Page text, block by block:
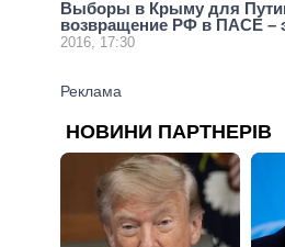
Выборы в Крыму для
возвращение РФ в ПАСЕ –
2016, 17:30